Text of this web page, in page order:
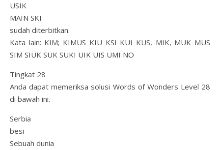
USIK
MAIN SKI
sudah diterbitkan.
Kata lain: KIM; KIMUS KIU KSI KUI KUS, MIK, MUK MUS
SIM SIUK SUK SUKI UIK UIS UMI NO
Tingkat 28
Anda dapat memeriksa solusi Words of Wonders Level 28
di bawah ini.
Serbia
besi
Sebuah dunia